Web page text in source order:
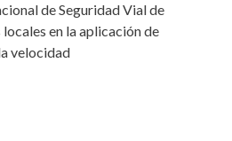
de Seguridad Vial de
en la aplicación de
velocidad